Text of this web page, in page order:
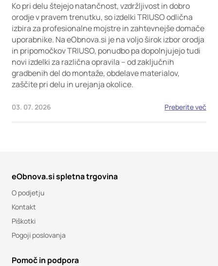
Ko pri delu štejejo natančnost, vzdržljivost in dobro
orodje v pravem trenutku, so izdelki TRIUSO odlična
izbira za profesionalne mojstre in zahtevnejše domače
uporabnike. Na eObnova.si je na voljo širok izbor orodja
in pripomočkov TRIUSO, ponudbo pa dopolnjujejo tudi
novi izdelki za različna opravila – od zaključnih
gradbenih del do montaže, obdelave materialov,
zaščite pri delu in urejanja okolice.
03. 07. 2026 Preberite več
eObnova.si spletna trgovina
O podjetju
Kontakt
Piškotki
Pogoji poslovanja
Pomoč in podpora